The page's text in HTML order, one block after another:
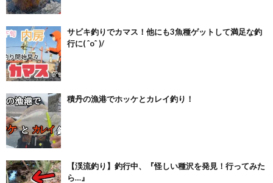
サビキ釣りでカマス！他にも3魚種ゲットして満足な釣
行に( ˆoˆ )/
積丹の漁港でホッケとカレイ釣り！
【渓流釣り】釣行中、『怪しい種沢を発見！行ってみた
ら…』